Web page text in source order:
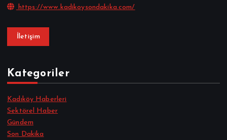
https://www.kadikoysondakika.com/
İletişim
Kategoriler
Kadıköy Haberleri
Sektörel Haber
Gündem
Son Dakika